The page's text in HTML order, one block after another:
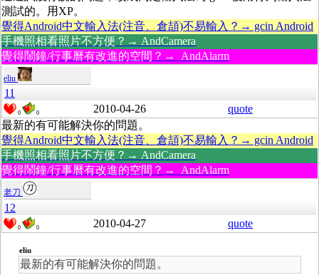
測試的。用XP。
覺得Android中文輸入法(注音、倉頡)不易輸入？→ gcin Android
手機照相看照片不方便？→ AndCamera
覺得鬧鐘/行事曆有改進的空間？→ AndAlarm
eliu
11
0 0 2010-04-26
quote
最新的有可能解決你的問題。
覺得Android中文輸入法(注音、倉頡)不易輸入？→ gcin Android
手機照相看照片不方便？→ AndCamera
覺得鬧鐘/行事曆有改進的空間？→ AndAlarm
老刀
12
0 0 2010-04-27 quote
eliu
最新的有可能解決你的問題。